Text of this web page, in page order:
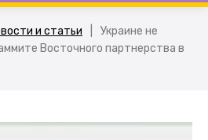
и статьи
Украине не
Восточного партнерства в